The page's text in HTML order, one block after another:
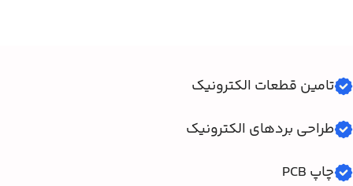
تامین قطعات الکترونیک
طراحی بردهای الکترونیک
چاپ PCB